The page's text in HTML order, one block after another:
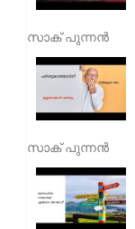
സാക് പുന്നൻ
സാക് പുന്നൻ